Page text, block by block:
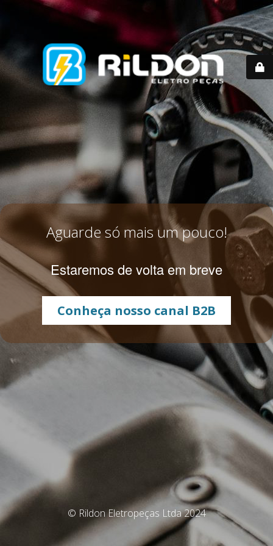
Aguarde só mais um pouco!
Estaremos de volta em breve
Conheça nosso canal B2B
© Rildon Eletropeças Ltda 2024